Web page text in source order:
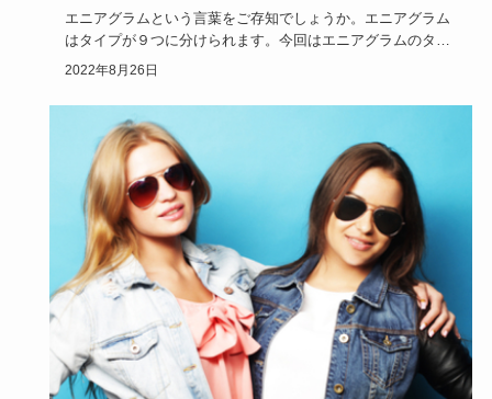
エニアグラムという言葉をご存知でしょうか。エニアグラム
はタイプが９つに分けられます。今回はエニアグラムのタイ
プ４の人の特徴…
2022年8月26日